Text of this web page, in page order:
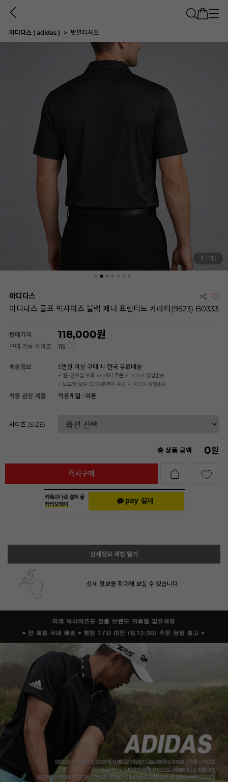
아디다스 ( adidas ) 반팔티셔츠
2 / 7
아디다스
아디다스 골프 빅사이즈 블랙 페더 프린티드 카라티(9523) B0333
판매가격 118,000
구매 가능 사이즈 115
배송정보 5만원 이상 구매 시 전국 무료배송
+ 월~금요일 오후 5시까지 주문 시 100% 당일발송
+ 토요일 오후 12:30분까지 주문 시 100% 당일발송
착용 권장 계절 적용계절 : 여름
사이즈 (SIZE)
총 상품 금액 0원
즉시구매
상세정보 새창 열기
상세 정보를 확대해 보실 수 있습니다.